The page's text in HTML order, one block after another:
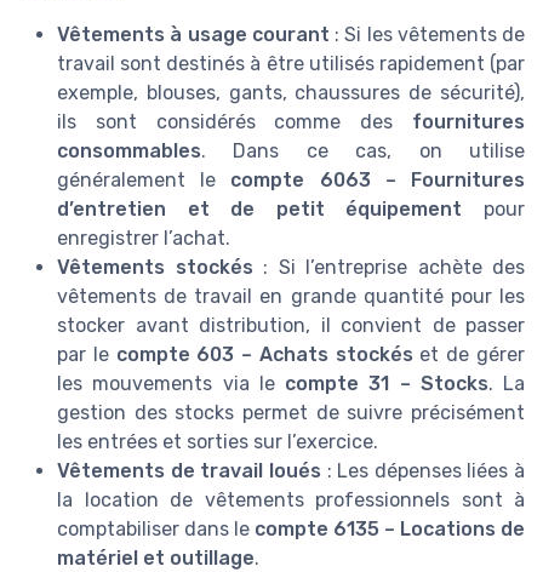
Vêtements à usage courant : Si les vêtements de
travail sont destinés à être utilisés rapidement (par
exemple, blouses, gants, chaussures de sécurité),
ils sont considérés comme des fournitures
consommables. Dans ce cas, on utilise
généralement le compte 6063 – Fournitures
d’entretien et de petit équipement pour
enregistrer l’achat.
Vêtements stockés : Si l’entreprise achète des
vêtements de travail en grande quantité pour les
stocker avant distribution, il convient de passer
par le compte 603 – Achats stockés et de gérer
les mouvements via le compte 31 – Stocks. La
gestion des stocks permet de suivre précisément
les entrées et sorties sur l’exercice.
Vêtements de travail loués : Les dépenses liées à
la location de vêtements professionnels sont à
comptabiliser dans le compte 6135 – Locations de
matériel et outillage.